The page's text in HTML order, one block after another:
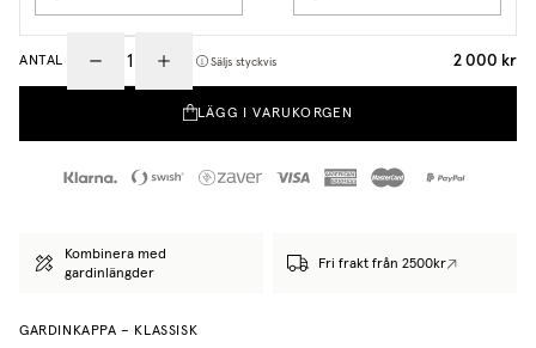
ANTAL Säljs styckvis 2 000 kr
LÄGG I VARUKORGEN
Kombinera med
gardinlängder
Fri frakt från 2500kr
GARDINKAPPA – KLASSISK